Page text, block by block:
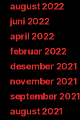
august 2022
juni 2022
april 2022
februar 2022
desember 2021
november 2021
september 2021
august 2021